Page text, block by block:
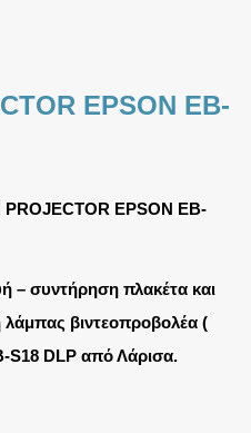
EPSON EB-
EPSON EB-
– συντήρηση πλακέτα και
λάμπας βιντεοπροβολέα (
DLP από Λάρισα.